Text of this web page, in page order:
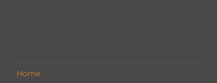
Home